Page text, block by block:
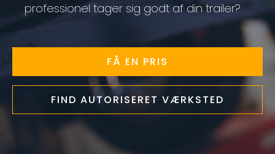
professionel tager sig godt af din trailer?
FÅ EN PRIS
FIND AUTORISERET VÆRKSTED